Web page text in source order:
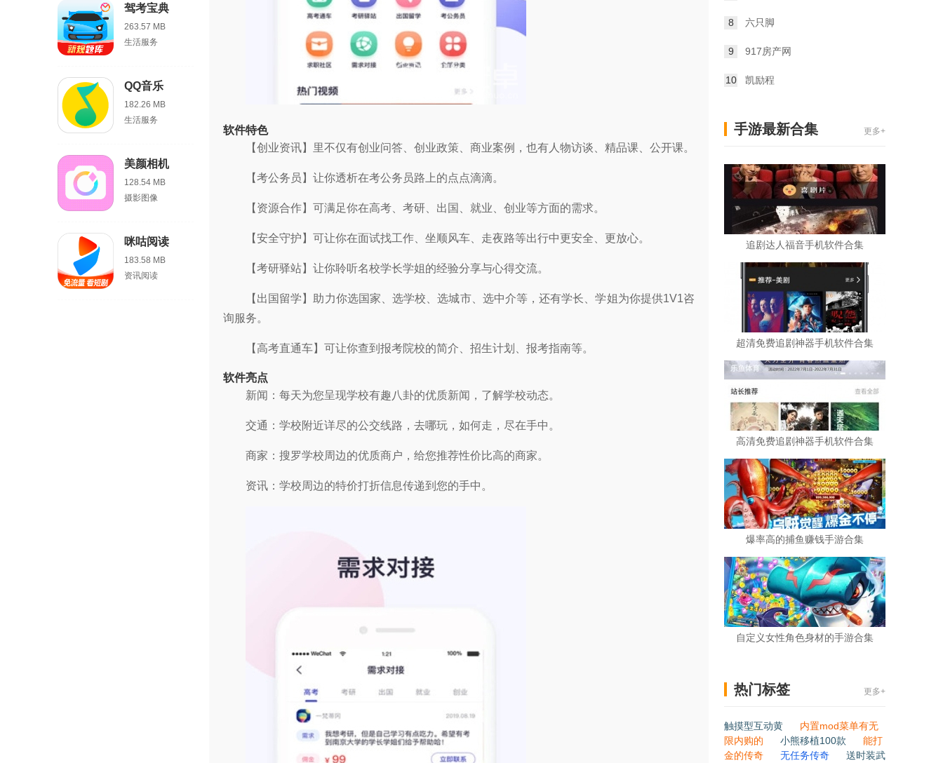
驾考宝典
263.57 MB
生活服务
QQ音乐
182.26 MB
生活服务
美颜相机
128.54 MB
摄影图像
咪咕阅读
183.58 MB
资讯阅读
软件特色
【创业资讯】里不仅有创业问答、创业政策、商业案例，也有人物访谈、精品课、公开课。
【考公务员】让你透析在考公务员路上的点点滴滴。
【资源合作】可满足你在高考、考研、出国、就业、创业等方面的需求。
【安全守护】可让你在面试找工作、坐顺风车、走夜路等出行中更安全、更放心。
【考研驿站】让你聆听名校学长学姐的经验分享与心得交流。
【出国留学】助力你选国家、选学校、选城市、选中介等，还有学长、学姐为你提供1V1咨
询服务。
【高考直通车】可让你查到报考院校的简介、招生计划、报考指南等。
软件亮点
新闻：每天为您呈现学校有趣八卦的优质新闻，了解学校动态。
交通：学校附近详尽的公交线路，去哪玩，如何走，尽在手中。
商家：搜罗学校周边的优质商户，给您推荐性价比高的商家。
资讯：学校周边的特价打折信息传递到您的手中。
8 六只脚
9 917房产网
10 凯励程
手游最新合集 更多+
追剧达人福音手机软件合集
超清免费追剧神器手机软件合集
高清免费追剧神器手机软件合集
爆率高的捕鱼赚钱手游合集
自定义女性角色身材的手游合集
热门标签 更多+
触摸型互动黄
内置mod菜单有无
限内购的
小熊移植100款
能打
金的传奇
无任务传奇
送时装武